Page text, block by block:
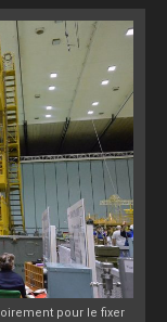
pour le fixer